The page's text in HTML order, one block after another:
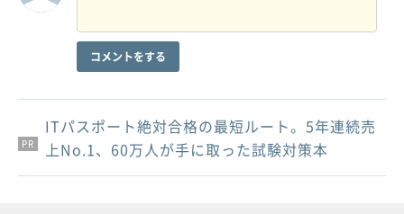
コメントをする
PR
PR
PR
ITパスポート絶対合格の最短ルート。5年連続売
上No.1、60万人が手に取った試験対策本